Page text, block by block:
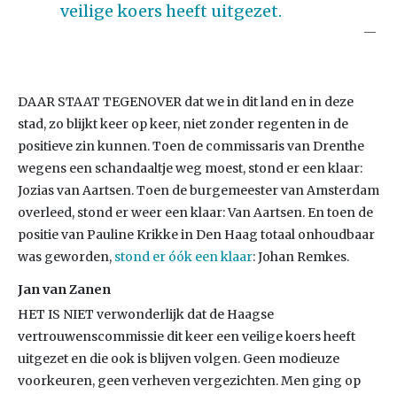
veilige koers heeft uitgezet.
DAAR STAAT TEGENOVER dat we in dit land en in deze
stad, zo blijkt keer op keer, niet zonder regenten in de
positieve zin kunnen. Toen de commissaris van Drenthe
wegens een schandaaltje weg moest, stond er een klaar:
Jozias van Aartsen. Toen de burgemeester van Amsterdam
overleed, stond er weer een klaar: Van Aartsen. En toen de
positie van Pauline Krikke in Den Haag totaal onhoudbaar
was geworden, stond er óók een klaar: Johan Remkes.
Jan van Zanen
HET IS NIET verwonderlijk dat de Haagse
vertrouwenscommissie dit keer een veilige koers heeft
uitgezet en die ook is blijven volgen. Geen modieuze
voorkeuren, geen verheven vergezichten. Men ging op